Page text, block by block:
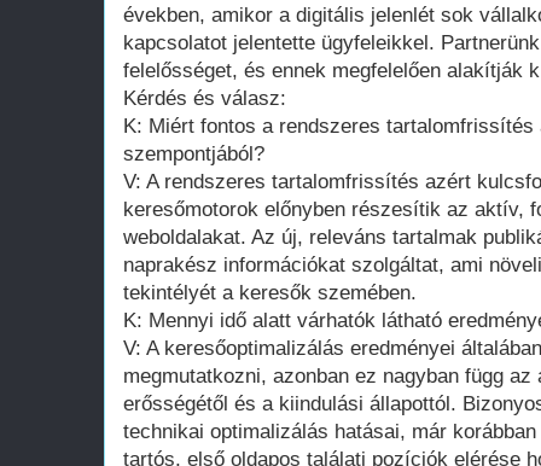
években, amikor a digitális jelenlét sok
kapcsolatot jelentette ügyfeleikkel.
felelősséget, és ennek megfelelően alakítják
Kérdés és válasz:
K: Miért fontos a rendszeres
szempontjából?
V: A rendszeres tartalomfrissítés azért
keresőmotorok előnyben részesítik az aktív,
weboldalakat. Az új, releváns tartalmak
naprakész információkat szolgáltat, ami
tekintélyét a keresők szemében.
K: Mennyi idő alatt várhatók látható
V: A keresőoptimalizálás eredményei
megmutatkozni, azonban ez nagyban függ
erősségétől és a kiindulási állapottól.
technikai optimalizálás hatásai, már
tartós, első oldapos találati pozíciók elérése